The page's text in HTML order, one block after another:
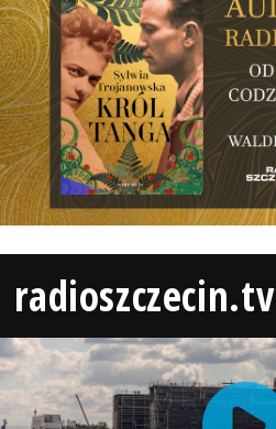
radioszczecin.tv